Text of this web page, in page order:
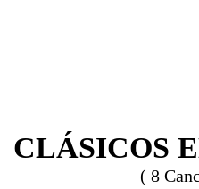
CLÁSICOS
( 8